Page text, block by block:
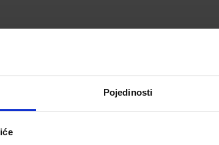
Pojedinosti
proizvoda 557688